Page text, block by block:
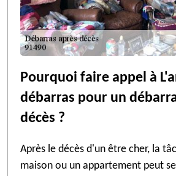
Pourquoi faire appel à
débarras pour un
décès ?
Après le décès d'un être cher, la
maison ou un appartement peut